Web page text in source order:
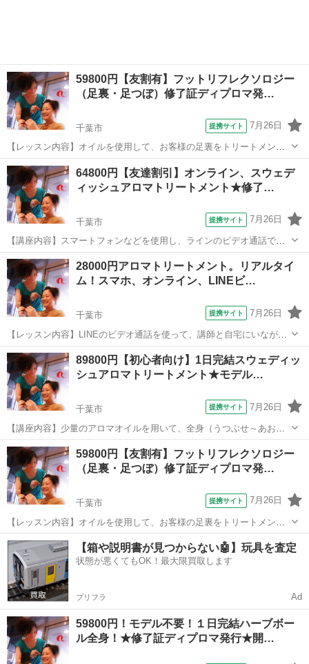
59800円【友割有】フットリフレクソロジー
（足裏・足つぼ）修了証ディプロマ発…
千葉市 提携サイト 7月26日
【レッスン内容】オイルを使用して、お客様の足裏をトリートメント
します。ショートコースは1日。ロングコースは2日間に分けて、マン
ツーマンレッスンです。ショートコースは、片足24の反射区及びオー
プニング、エンディング等の技術を習...
千葉 千葉市 アロマ
64800円【友達割引】オンライン、スウェデ
ィッシュアロマトリートメント★修了…
千葉市 提携サイト 7月26日
【講座内容】スマートフォンなどを使用し、ラインのビデオ通話でレ
ッスンを行います。少量のアロマオイルを用いて、全身（うつぶせ～
あおむけ）の技術を1日完結７時間程度で、マンツーマンレッスンで学
習できます。実技中心ですが、トラブル...
千葉 千葉市 アロマ
28000円アロマトリートメント。リアルタイ
ム！スマホ、オンライン、LINEビ…
千葉市 提携サイト 7月26日
【レッスン内容】LINEのビデオ通話を使って、講師と自宅にいながら
リアルタイムでマンツーマンレッスンです。アロマオイルを使用し
て、うつ伏せ（背中〜足）あお向け（首、肩、デコルテ、足）までを
トリートメント致します。学科＆技術も...
千葉 千葉市 アロマ
89800円【初心者向け】1日完結スウェディッ
シュアロマトリートメント★モデル…
千葉市 提携サイト 7月26日
【講座内容】少量のアロマオイルを用いて、全身（うつぶせ～あおむ
け）の技術を1日完結７時間程度で、マンツーマンレッスンで学習でき
ます。実技中心ですが、トラブル回避の為、学科も行います。お一人
の方もお気軽にお越し下さい。修了証デ...
千葉 千葉市 アロマ
59800円【友割有】フットリフレクソロジー
（足裏・足つぼ）修了証ディプロマ発…
千葉市 提携サイト 7月26日
【レッスン内容】オイルを使用して、お客様の足裏をトリートメント
します。ショートコースは1日。ロングコースは2日間に分けて、マン
ツーマンレッスンです。ショートコースは、片足24の反射区及びオー
プニング、エンディング等の技術を習...
千葉 千葉市 アロマ
【箱や説明書が見つからない🤖】玩具を査定
状態が悪くてもOK！最大限買取します
プリフラ Ad
59800円！モデル不要！１日完結ハーブボー
ル全身！★修了証ディプロマ発行★開…